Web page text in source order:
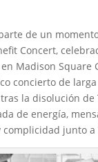
de un
Concert,
Madison Square
concierto de
la disolución de
de energía,
junto a